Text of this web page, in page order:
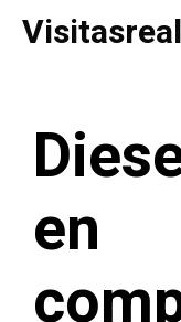
Saltar
en